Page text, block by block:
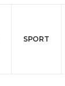
SPORT